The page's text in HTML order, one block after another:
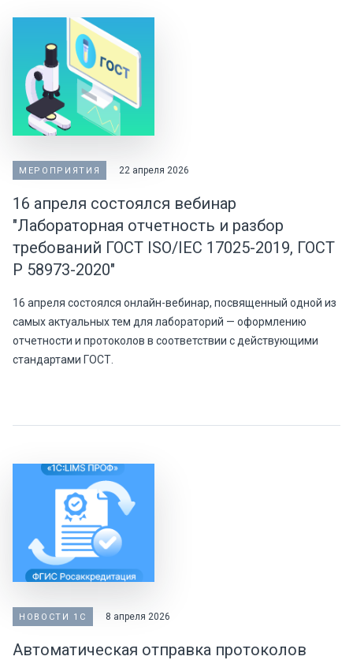
МЕРОПРИЯТИЯ 22 апреля 2026
16 апреля состоялся вебинар
"Лабораторная отчетность и разбор
требований ГОСТ ISO/IEC 17025-2019, ГОСТ
Р 58973-2020"
16 апреля состоялся онлайн-вебинар, посвященный одной из
самых актуальных тем для лабораторий — оформлению
отчетности и протоколов в соответствии с действующими
стандартами ГОСТ.
НОВОСТИ 1С 8 апреля 2026
Автоматическая отправка протоколов